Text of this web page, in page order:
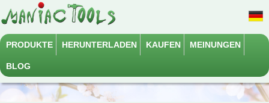
PRODUKTE HERUNTERLADEN KAUFEN MEINUNGEN
BLOG